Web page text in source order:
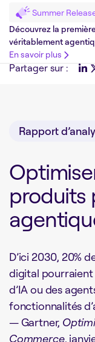
Summer
Découvrez la
véritablement
En savoir plus
Partager sur :
Rapport
produits
D’ici 2030, 20%
digital pourraient
d’IA ou des
fonctionnalités
— Gartner,
Commerce,